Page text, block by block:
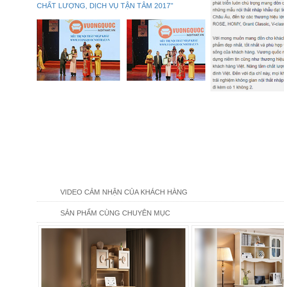
CHẤT LƯỢNG, DỊCH VỤ TẬN TÂM 2017"
VIDEO CẢM NHẬN CỦA KHÁCH HÀNG
SẢN PHẨM CÙNG CHUYÊN MỤC